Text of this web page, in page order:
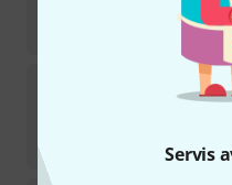
Servis
Disponible
Graph Tech
12,70€